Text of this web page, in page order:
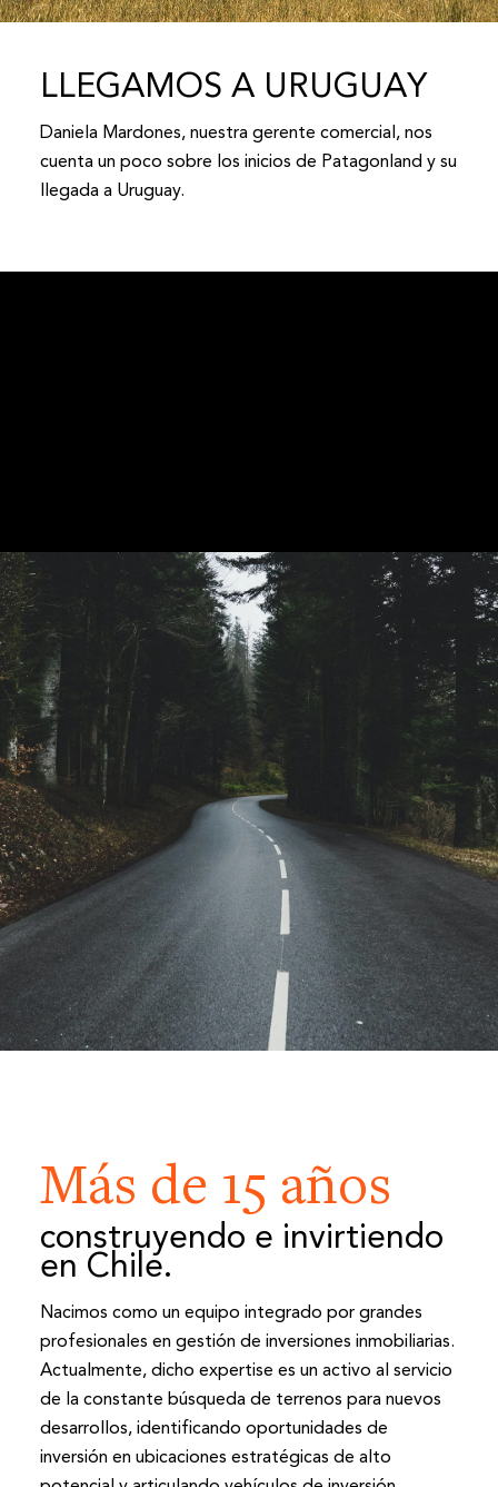
LLEGAMOS A URUGUAY
Daniela Mardones, nuestra gerente comercial, nos
cuenta un poco sobre los inicios de Patagonland y su
llegada a Uruguay.
Más de 15 años
construyendo e invirtiendo
en Chile.
Nacimos como un equipo integrado por grandes
profesionales en gestión de inversiones inmobiliarias.
Actualmente, dicho expertise es un activo al servicio
de la constante búsqueda de terrenos para nuevos
desarrollos, identificando oportunidades de
inversión en ubicaciones estratégicas de alto